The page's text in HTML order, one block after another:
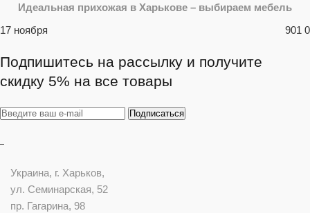
Идеальная прихожая в Харькове – выбираем мебель
17 ноября
901 0
Подпишитесь на рассылку и получите
скидку 5% на все товары
Украина, г. Харьков,
ул. Семинарская, 52
пр. Гагарина, 98